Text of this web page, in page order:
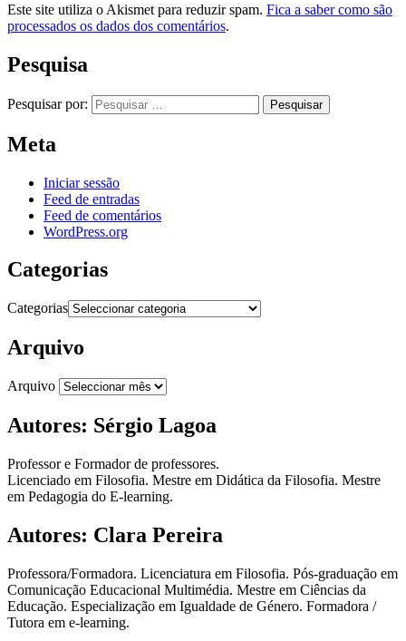
Este site utiliza o Akismet para reduzir spam. Fica a saber como são
processados os dados dos comentários.
Pesquisa
Pesquisar por:
Meta
Iniciar sessão
Feed de entradas
Feed de comentários
WordPress.org
Categorias
Categorias
Arquivo
Arquivo
Autores: Sérgio Lagoa
Professor e Formador de professores.
Licenciado em Filosofia. Mestre em Didática da Filosofia. Mestre
em Pedagogia do E-learning.
Autores: Clara Pereira
Professora/Formadora. Licenciatura em Filosofia. Pós-graduação em
Comunicação Educacional Multimédia. Mestre em Ciências da
Educação. Especialização em Igualdade de Género. Formadora /
Tutora em e-learning.